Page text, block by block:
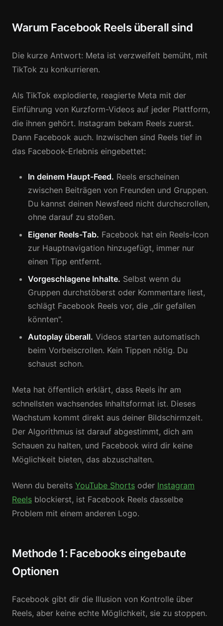
Warum Facebook Reels überall sind
Die kurze Antwort: Meta ist verzweifelt bemüht, mit
TikTok zu konkurrieren.
Als TikTok explodierte, reagierte Meta mit der
Einführung von Kurzform-Videos auf jeder Plattform,
die ihnen gehört. Instagram bekam Reels zuerst.
Dann Facebook auch. Inzwischen sind Reels tief in
das Facebook-Erlebnis eingebettet:
In deinem Haupt-Feed. Reels erscheinen
zwischen Beiträgen von Freunden und Gruppen.
Du kannst deinen Newsfeed nicht durchscrollen,
ohne darauf zu stoßen.
Eigener Reels-Tab. Facebook hat ein Reels-Icon
zur Hauptnavigation hinzugefügt, immer nur
einen Tipp entfernt.
Vorgeschlagene Inhalte. Selbst wenn du
Gruppen durchstöberst oder Kommentare liest,
schlägt Facebook Reels vor, die „dir gefallen
könnten".
Autoplay überall. Videos starten automatisch
beim Vorbeiscrollen. Kein Tippen nötig. Du
schaust schon.
Meta hat öffentlich erklärt, dass Reels ihr am
schnellsten wachsendes Inhaltsformat ist. Dieses
Wachstum kommt direkt aus deiner Bildschirmzeit.
Der Algorithmus ist darauf abgestimmt, dich am
Schauen zu halten, und Facebook wird dir keine
Möglichkeit bieten, das abzuschalten.
Wenn du bereits YouTube Shorts oder Instagram
Reels blockierst, ist Facebook Reels dasselbe
Problem mit einem anderen Logo.
Methode 1: Facebooks eingebaute
Optionen
Facebook gibt dir die Illusion von Kontrolle über
Reels, aber keine echte Möglichkeit, sie zu stoppen.